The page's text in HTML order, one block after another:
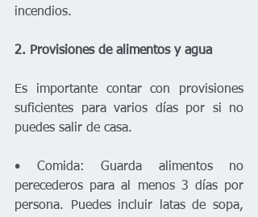
incendios.
2. Provisiones de alimentos y agua
Es importante contar con provisiones
suficientes para varios días por si no
puedes salir de casa.
• Comida: Guarda alimentos no
perecederos para al menos 3 días por
persona. Puedes incluir latas de sopa,